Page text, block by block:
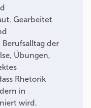
Gearbeitet
der
Übungen,
Rhetorik
in
wird.